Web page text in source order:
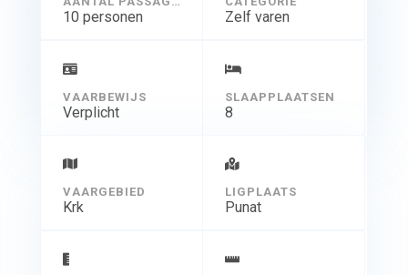
licht dankzij de extreem grote ramen. Beide
worden tot een tweepersoonsbed. Typisch BEIEREN.
10 personen Zelf varen
VAARBEWIJS
Verplicht
SLAAPPLAATSEN
8
VAARGEBIED
Krk
LIGPLAATS
Punat